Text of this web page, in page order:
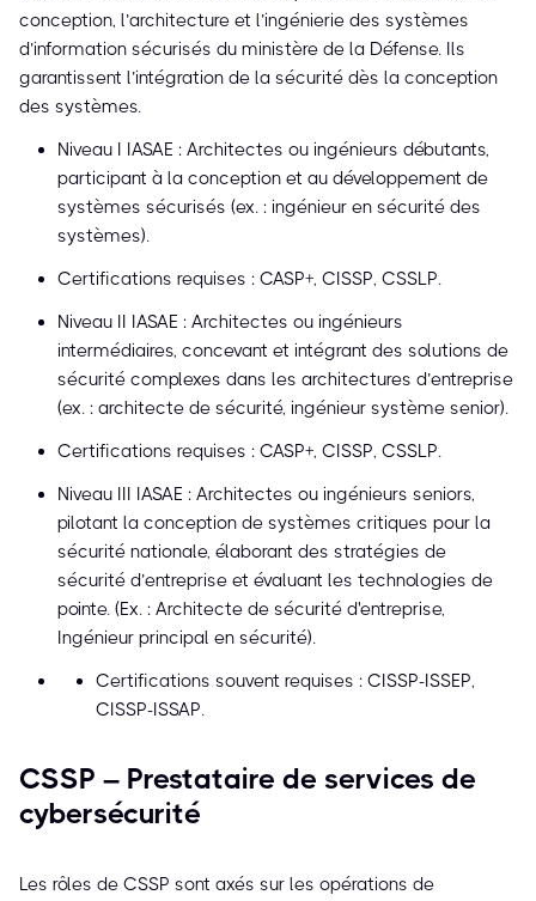
conception, l’architecture et l’ingénierie des systèmes
d’information sécurisés du ministère de la Défense. Ils
garantissent l’intégration de la sécurité dès la conception
des systèmes.
Niveau I IASAE : Architectes ou ingénieurs débutants,
participant à la conception et au développement de
systèmes sécurisés (ex. : ingénieur en sécurité des
systèmes).
Certifications requises : CASP+, CISSP, CSSLP.
Niveau II IASAE : Architectes ou ingénieurs
intermédiaires, concevant et intégrant des solutions de
sécurité complexes dans les architectures d’entreprise
(ex. : architecte de sécurité, ingénieur système senior).
Certifications requises : CASP+, CISSP, CSSLP.
Niveau III IASAE : Architectes ou ingénieurs seniors,
pilotant la conception de systèmes critiques pour la
sécurité nationale, élaborant des stratégies de
sécurité d’entreprise et évaluant les technologies de
pointe. (Ex. : Architecte de sécurité d'entreprise,
Ingénieur principal en sécurité).
Certifications souvent requises : CISSP-ISSEP,
CISSP-ISSAP.
CSSP – Prestataire de services de
cybersécurité
Les rôles de CSSP sont axés sur les opérations de